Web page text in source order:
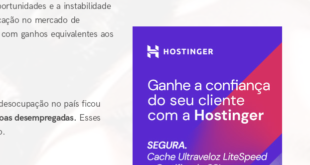
e a instabilidade
no mercado de
ganhos equivalentes aos
no país ficou
desempregadas. Esses